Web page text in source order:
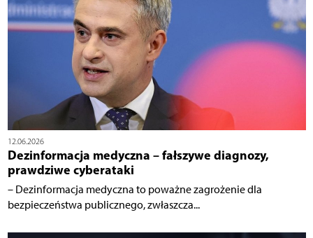
12.06.2026
Dezinformacja medyczna – fałszywe diagnozy,
prawdziwe cyberataki
– Dezinformacja medyczna to poważne zagrożenie dla
bezpieczeństwa publicznego, zwłaszcza...